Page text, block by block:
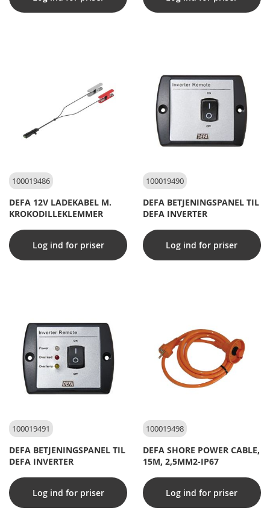
100019486
DEFA 12V LADEKABEL M.
KROKODILLEKLEMMER
Log ind for priser
100019490
DEFA BETJENINGSPANEL TIL
DEFA INVERTER
Log ind for priser
100019491
DEFA BETJENINGSPANEL TIL
DEFA INVERTER
Log ind for priser
100019498
DEFA SHORE POWER CABLE,
15M, 2,5MM2-IP67
Log ind for priser